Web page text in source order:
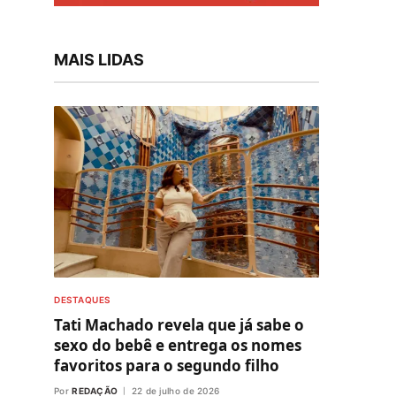
MAIS LIDAS
DESTAQUES
Tati Machado revela que já sabe o
sexo do bebê e entrega os nomes
favoritos para o segundo filho
Por REDAÇÃO 22 de julho de 2026